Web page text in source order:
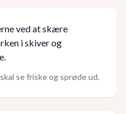
ved at skære
i skiver og
se friske og sprøde ud.